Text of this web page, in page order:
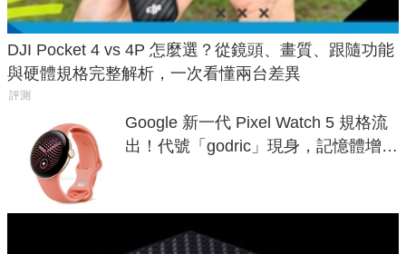
DJI Pocket 4 vs 4P 怎麼選？從鏡頭、畫質、跟隨功能
與硬體規格完整解析，一次看懂兩台差異
評測
Google 新一代 Pixel Watch 5 規格流
出！代號「godric」現身，記憶體增強